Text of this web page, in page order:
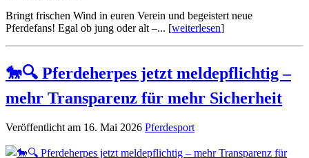
Bringt frischen Wind in euren Verein und begeistert neue
Pferdefans! Egal ob jung oder alt –... [weiterlesen]
🐎🔍 Pferdeherpes jetzt meldepflichtig –
mehr Transparenz für mehr Sicherheit
Veröffentlicht am 16. Mai 2026 Pferdesport